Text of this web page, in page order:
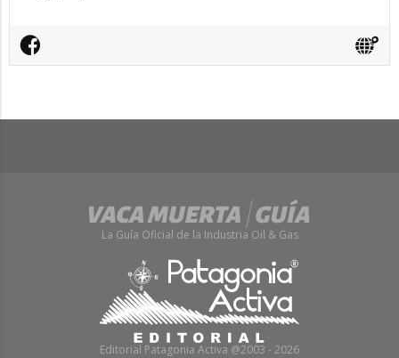
La Guía Oficial de la Industria Oil & Gas
Editorial Patagonia Activa @2003 - 2026